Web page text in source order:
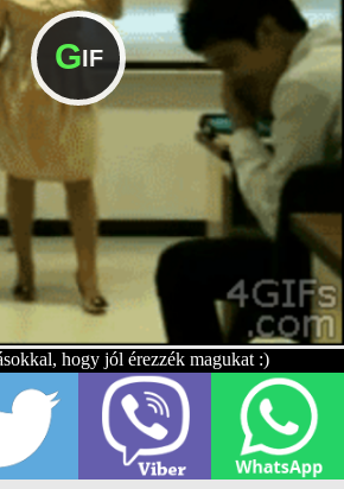
GIF
hogy jól érezzék magukat :)